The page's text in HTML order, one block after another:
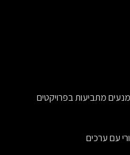
מתביעות בפרויקטים
עם ערכים